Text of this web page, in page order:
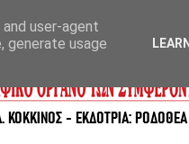
user-agent
generate usage